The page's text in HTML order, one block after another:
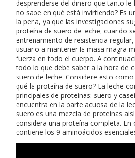
desprenderse del dinero que tanto le
no sabe en qué está invirtiendo? Es
la pena, ya que las investigaciones
proteína de suero de leche, cuando
entrenamiento de resistencia
usuario a mantener la masa magra
fuerza en todo el cuerpo. A
todo lo que debe saber a la hora de
suero de leche. Considere esto
qué la proteína de suero? La leche
principales de proteínas: suero y
encuentra en la parte acuosa de la
suero es una mezcla de proteínas
considera una proteína completa. En
contiene los 9 aminoácidos